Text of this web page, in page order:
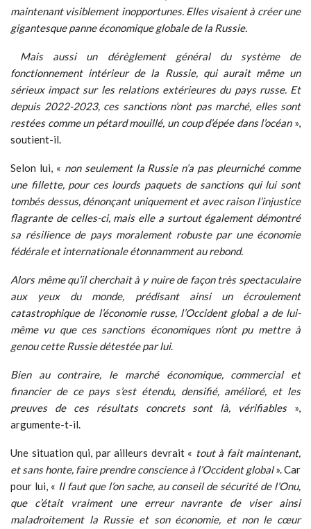
maintenant visiblement inopportunes. Elles visaient à créer une
gigantesque panne économique globale de la Russie.
Mais aussi un dérèglement général du système de
fonctionnement intérieur de la Russie, qui aurait même un
sérieux impact sur les relations extérieures du pays russe. Et
depuis 2022-2023, ces sanctions n’ont pas marché, elles sont
restées comme un pétard mouillé, un coup d’épée dans l’océan»,
soutient-il.
Selon lui, « non seulement la Russie n’a pas pleurniché comme
une fillette, pour ces lourds paquets de sanctions qui lui sont
tombés dessus, dénonçant uniquement et avec raison l’injustice
flagrante de celles-ci, mais elle a surtout également démontré
sa résilience de pays moralement robuste par une économie
fédérale et internationale étonnamment au rebond.
Alors même qu’il cherchait à y nuire de façon très spectaculaire
aux yeux du monde, prédisant ainsi un écroulement
catastrophique de l’économie russe, l’Occident global a de lui-
même vu que ces sanctions économiques n’ont pu mettre à
genou cette Russie détestée par lui.
Bien au contraire, le marché économique, commercial et
financier de ce pays s’est étendu, densifié, amélioré, et les
preuves de ces résultats concrets sont là, vérifiables »,
argumente-t-il.
Une situation qui, par ailleurs devrait « tout à fait maintenant,
et sans honte, faire prendre conscience à l’Occident global». Car
pour lui, « Il faut que l’on sache, au conseil de sécurité de l’Onu,
que c’était vraiment une erreur navrante de viser ainsi
maladroitement la Russie et son économie, et non le cœur